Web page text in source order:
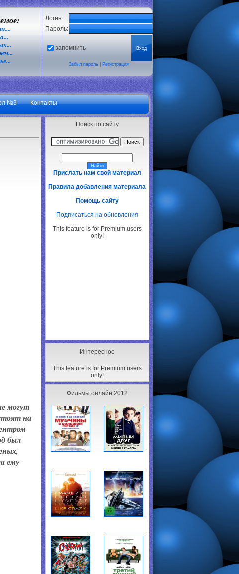
Логин:
Пароль:
запомнить
Забыл пароль| Регистрация
№3 Контакты
Поиск по сайту
Прислать нам свой материал
Правила добавления материала
Помощь сайту
Подписаться на обновления
This feature is for Premium users
only!
Интересное
This feature is for Premium users
only!
Фильмы онлайн 2012
могут
на
был
ему